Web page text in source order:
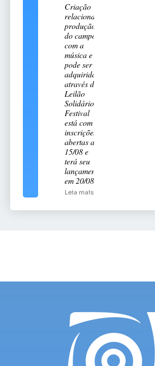
Criação
relaciona a
produção
do campo
com a
música e
pode ser
adquirida
através do
Leilão
Solidário.
Festival
está com
inscrições
abertas até
15/08 e
terá seu
lançamento
em 20/08
Leia mais